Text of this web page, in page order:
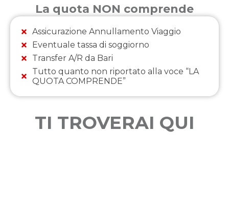
La quota NON comprende
Assicurazione Annullamento Viaggio
Eventuale tassa di soggiorno
Transfer A/R da Bari
Tutto quanto non riportato alla voce “LA
QUOTA COMPRENDE”
TI TROVERAI QUI